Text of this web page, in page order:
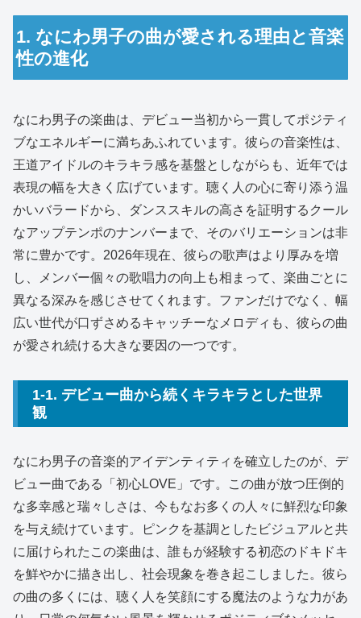
1. なにわ男子の曲が愛される理由と音楽
性の進化
なにわ男子の楽曲は、デビュー当初から一貫してポジティ
ブなエネルギーに満ちあふれています。彼らの音楽性は、
王道アイドルのキラキラ感を基盤としながらも、近年では
表現の幅を大きく広げています。聴く人の心に寄り添う温
かいバラードから、ダンススキルの高さを証明するクール
なアップテンポのナンバーまで、そのバリエーションは非
常に豊かです。2026年現在、彼らの歌声はより厚みを増
し、メンバー個々の歌唱力の向上も相まって、楽曲ごとに
異なる深みを感じさせてくれます。ファンだけでなく、幅
広い世代が口ずさめるキャッチーなメロディも、彼らの曲
が愛され続ける大きな要因の一つです。
1-1. デビュー曲から続くキラキラとした世界
観
なにわ男子の音楽的アイデンティティを確立したのが、デ
ビュー曲である「初心LOVE」です。この曲が放つ圧倒的
な多幸感と瑞々しさは、今もなお多くの人々に鮮烈な印象
を与え続けています。ピンクを基調としたビジュアルと共
に届けられたこの楽曲は、誰もが経験する初恋のドキドキ
を鮮やかに描き出し、社会現象を巻き起こしました。彼ら
の曲の多くには、聴く人を笑顔にする魔法のような力があ